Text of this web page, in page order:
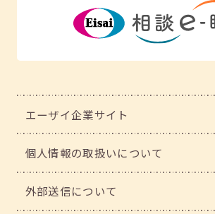
エーザイ企業サイト
個人情報の取扱いについて
外部送信について